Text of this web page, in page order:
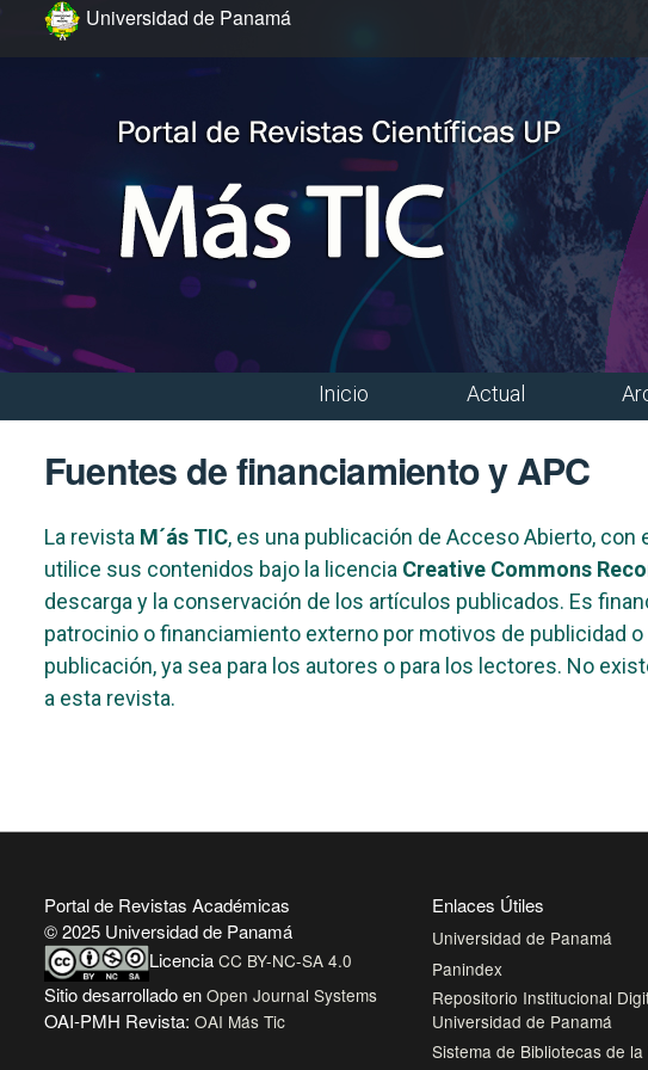
Ir al menú de navegación principal
Ir al contenido principal
Ir al pie de página del sitio
Universidad de Panamá
Menú principal Inicio Actual
Fuentes de financiamiento y APC
La revista M´ás TIC, es una publicación de Acceso Abierto,
utilice sus contenidos bajo la licencia Creative Commons
descarga y la conservación de los artículos publicados. Es
patrocinio o financiamiento externo por motivos de publicidad
publicación, ya sea para los autores o para los lectores. No
a esta revista.
Portal de Revistas Académicas
© 2025 Universidad de Panamá
Licencia CC BY-NC-SA 4.0
Sitio desarrollado en Open Journal Systems
OAI-PMH Revista: OAI Más Tic
Enlaces Útiles
Universidad de Panamá
Panindex
Repositorio Institucional
Universidad de Panamá
Sistema de Bibliotecas de